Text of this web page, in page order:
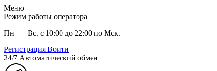
Меню
Режим работы оператора
Пн. — Вс. с 10:00 до 22:00 по Мск.
Регистрация Войти
24/7 Автоматический обмен